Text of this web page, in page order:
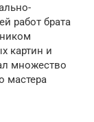
работ брата
картин и
множество
мастера